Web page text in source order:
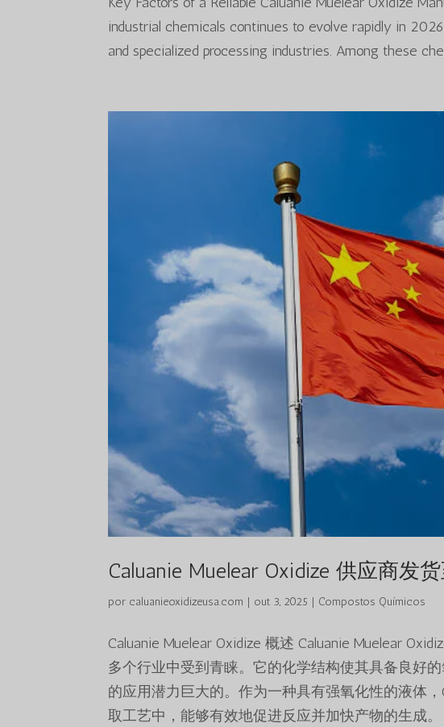
industrial chemicals continues to evolve rapidly in
and specialized processing industries. Among these
Caluanie Muelear Oxidize 供应商发
por caluanieoxidizeusa.com | out 3, 2025 | Compostos Químicos
Caluanie Muelear Oxidize 概述 Caluanie Muelear
多个行业中受到青睐。它的化学结构使其具备良好
的应用潜力巨大的。作为一种具有强氧化性的液体
取工艺中，能够有效地促进反应并加快产物的生成。